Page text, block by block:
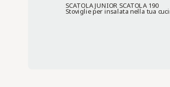
SCATOLA JUNIOR SCATOLA 190
Stoviglie per insalata nella tua